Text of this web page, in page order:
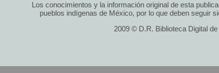
Los conocimientos y la información original de esta
pueblos indígenas de México, por lo que deben seguir
2009 © D.R. Biblioteca Digital